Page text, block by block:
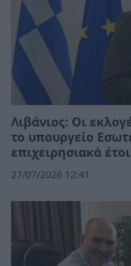
Λιβάνιος: Οι
το υπουργείο
επιχειρησιακά
27/07/2026 12:41